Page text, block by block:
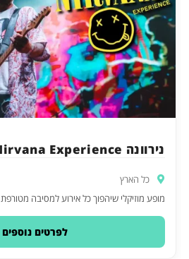
נירוונה The Nirvana Experience
כל הארץ
מופע מוזיקלי שיהפוך כל אירוע למסיבה מטורפת
לפרטים נוספים